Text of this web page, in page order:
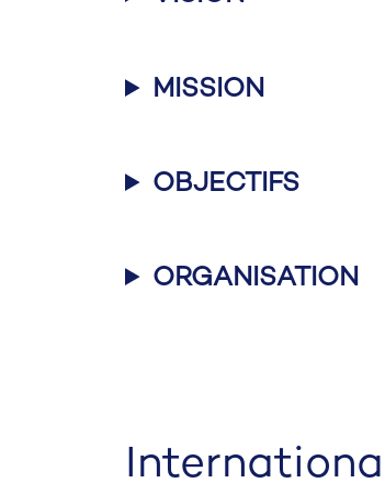
MISSION
OBJECTIFS
ORGANISATION